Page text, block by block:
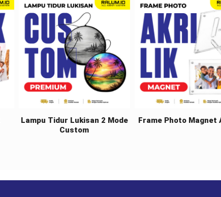
Lampu Tidur Lukisan 2 Mode
Custom
Frame Photo Magnet